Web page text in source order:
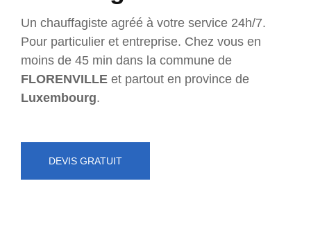
Un chauffagiste agréé à votre service 24h/7.
Pour particulier et entreprise. Chez vous en
moins de 45 min dans la commune de
FLORENVILLE et partout en province de
Luxembourg.
DEVIS GRATUIT